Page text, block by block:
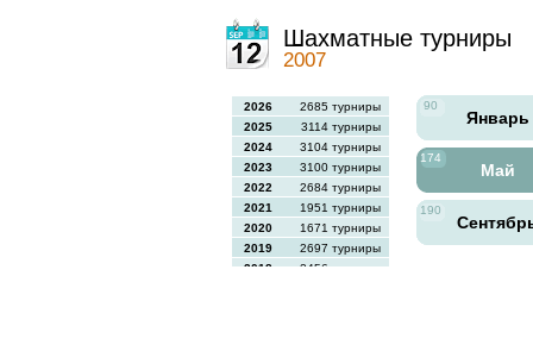
Шахматные турниры
2007
2026
2685 турниры
2025
3114 турниры
2024
3104 турниры
2023
3100 турниры
2022
2684 турниры
2021
1951 турниры
2020
1671 турниры
2019
2697 турниры
2018
2456 турниры
90
Январь
174
Май
190